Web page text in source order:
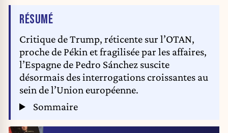
RÉSUMÉDE L'ARTICLE
Critique de Trump, réticente sur l’OTAN,
proche de Pékin et fragilisée par les affaires,
l’Espagne de Pedro Sánchez suscite
désormais des interrogations croissantes au
sein de l’Union européenne.
Sommaire